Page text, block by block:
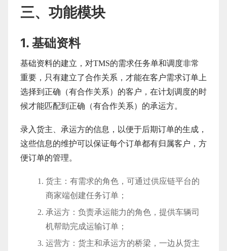
三、功能模块
1. 基础资料
基础资料的建立，对TMS的需求任务单和调度非常
重要，只有建立了合作关系，才能在客户需求订单上
选择到正确（有合作关系）的客户，在计划调度的时
候才能匹配到正确（有合作关系）的承运方。
录入货主、承运方的信息，以便于后期订单的生成，
这些信息的维护可以保证每个订单都有归属客户，方
便订单的管理。
货主：有需求的角色，可通过供应链平台的
商家端创建任务订单；
承运方：负责承运能力的角色，提供车辆司
机帮助完成运输订单；
运营方：货主和承运方的桥梁，一边从货主